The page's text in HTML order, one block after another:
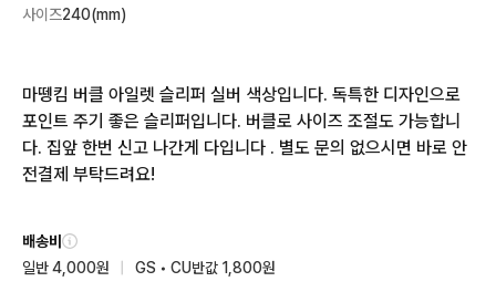
사이즈240(mm)
마뗑킴 버클 아일렛 슬리퍼 실버 색상입니다. 독특한 디자인으로
포인트 주기 좋은 슬리퍼입니다. 버클로 사이즈 조절도 가능합니
다. 집앞 한번 신고 나간게 다입니다 . 별도 문의 없으시면 바로 안
전결제 부탁드려요!
배송비
일반 4,000원
GS • CU반값 1,800원